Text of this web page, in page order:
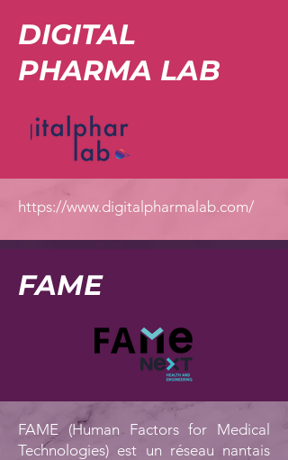
DIGITAL
PHARMA LAB
https://www.digitalpharmalab.com/
FAME
FAME (Human Factors for Medical
Technologies) est un réseau nantais